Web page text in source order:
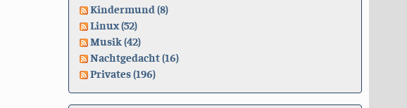
Kindermund (8)
Linux (52)
Musik (42)
Nachtgedacht (16)
Privates (196)